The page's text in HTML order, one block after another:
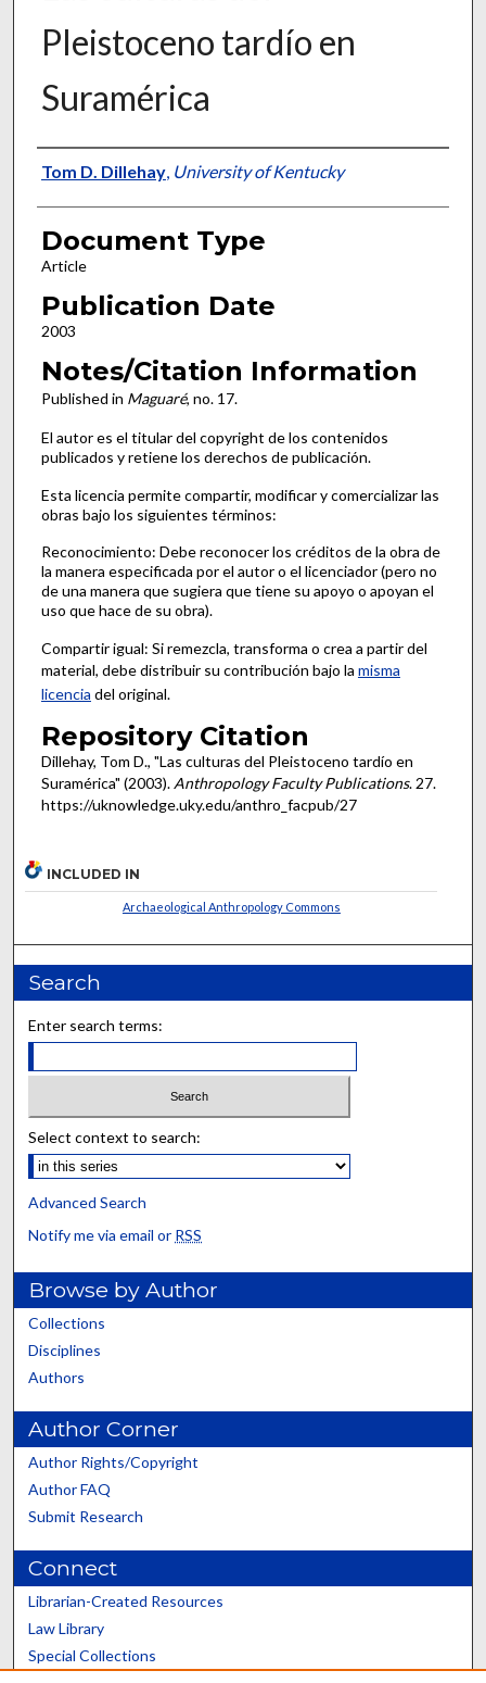
Pleistoceno tardío en
Suramérica
Authors
Tom D. Dillehay, University of Kentucky
Document Type
Article
Publication Date
2003
Notes/Citation Information
Published in Maguaré, no. 17.
El autor es el titular del copyright de los contenidos
publicados y retiene los derechos de publicación.
Esta licencia permite compartir, modificar y comercializar las
obras bajo los siguientes términos:
Reconocimiento: Debe reconocer los créditos de la obra de
la manera especificada por el autor o el licenciador (pero no
de una manera que sugiera que tiene su apoyo o apoyan el
uso que hace de su obra).
Compartir igual: Si remezcla, transforma o crea a partir del
material, debe distribuir su contribución bajo la misma
licencia del original.
Repository Citation
Dillehay, Tom D., "Las culturas del Pleistoceno tardío en
Suramérica" (2003). Anthropology Faculty Publications. 27.
https://uknowledge.uky.edu/anthro_facpub/27
INCLUDED IN
Archaeological Anthropology Commons
Search
Enter search terms:
Select context to search:
Advanced Search
Notify me via email or RSS
Browse by Author
Collections
Disciplines
Authors
Author Corner
Author Rights/Copyright
Author FAQ
Submit Research
Connect
Librarian-Created Resources
Law Library
Special Collections